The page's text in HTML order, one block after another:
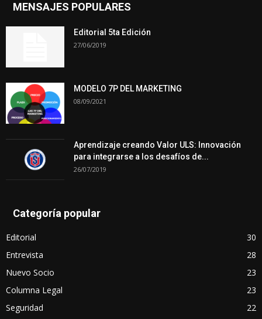
MENSAJES POPULARES
Editorial 5ta Edición
27/06/2019
MODELO 7P DEL MARKETING
08/09/2021
Aprendizaje creando Valor ULS: Innovación
para integrarse a los desafíos de...
26/07/2019
Categoría popular
Editorial
30
Entrevista
28
Nuevo Socio
23
Columna Legal
23
Seguridad
22